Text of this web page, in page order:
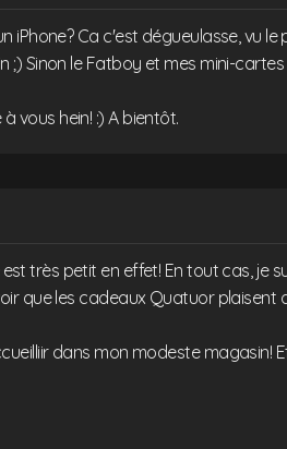
iPhone? Ca c'est dégueulasse, vu
;) Sinon le Fatboy et mes mini-
vous hein! :) A bientôt.
très petit en effet! En tout cas, je
que les cadeaux Quatuor plaisent
dans mon modeste magasin!